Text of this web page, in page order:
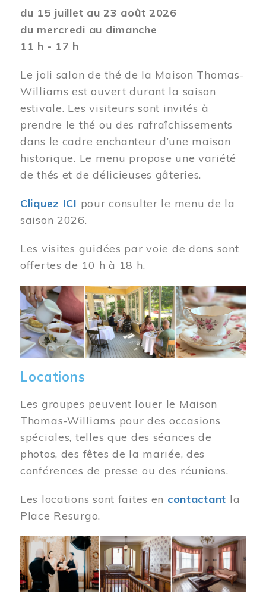
du 15 juillet au 23 août 2026
du mercredi au dimanche
11 h - 17 h
Le joli salon de thé de la Maison Thomas-
Williams est ouvert durant la saison
estivale. Les visiteurs sont invités à
prendre le thé ou des rafraîchissements
dans le cadre enchanteur d’une maison
historique. Le menu propose une variété
de thés et de délicieuses gâteries.
Cliquez ICI pour consulter le menu de la
saison 2026.
Les visites guidées par voie de dons sont
offertes de 10 h à 18 h.
Image
Locations
Les groupes peuvent louer le Maison
Thomas-Williams pour des occasions
spéciales, telles que des séances de
photos, des fêtes de la mariée, des
conférences de presse ou des réunions.
Les locations sont faites en contactant la
Place Resurgo.
Image